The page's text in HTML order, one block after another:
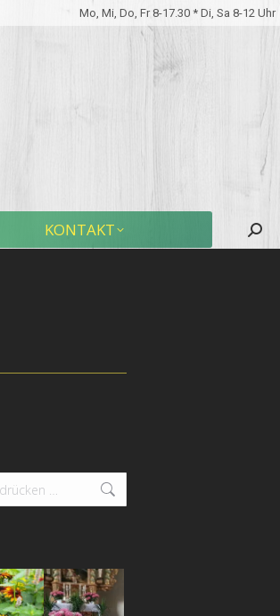
Mo, Mi, Do, Fr 8-17.30 * Di, Sa 8-12 Uhr
KONTAKT
KONTAKT